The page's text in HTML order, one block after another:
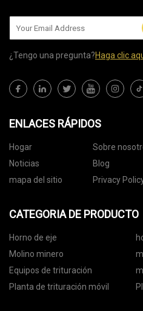
¿Tengo una pregunta?Haga clic
ENLACES RÁPIDOS
Hogar Sobre
Noticias
Blog
mapa del sitio
Privacy
CATEGORIA DE PRODUCTO
Horno de eje
Molino minero
Equipos de trituración
Planta de trituración móvil